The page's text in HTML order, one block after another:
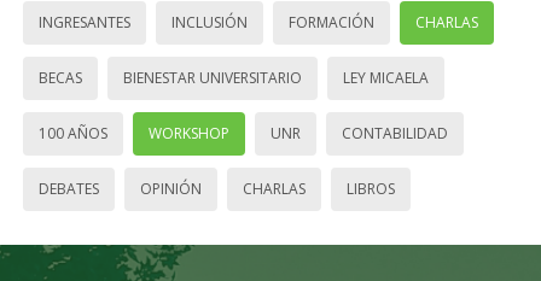
INGRESANTES INCLUSIÓN FORMACIÓN CHARLAS
BECAS BIENESTAR UNIVERSITARIO LEY MICAELA
100 AÑOS WORKSHOP UNR CONTABILIDAD
DEBATES OPINIÓN CHARLAS LIBROS